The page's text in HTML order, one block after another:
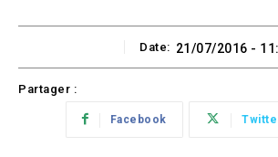
Date: 21/07/2016 -
Partager :
Facebook